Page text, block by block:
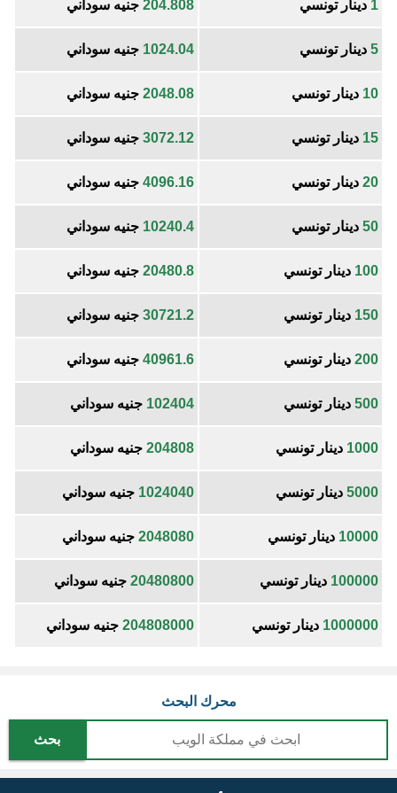
1 دينار تونسي 204.808 جنيه سوداني
5 دينار تونسي 1024.04 جنيه سوداني
10 دينار تونسي 2048.08 جنيه سوداني
15 دينار تونسي 3072.12 جنيه سوداني
20 دينار تونسي 4096.16 جنيه سوداني
50 دينار تونسي 10240.4 جنيه سوداني
100 دينار تونسي 20480.8 جنيه سوداني
150 دينار تونسي 30721.2 جنيه سوداني
200 دينار تونسي 40961.6 جنيه سوداني
500 دينار تونسي 102404 جنيه سوداني
1000 دينار تونسي 204808 جنيه سوداني
5000 دينار تونسي 1024040 جنيه سوداني
10000 دينار تونسي 2048080 جنيه سوداني
100000 دينار تونسي 20480800 جنيه سوداني
1000000 دينار تونسي 204808000 جنيه سوداني
محرك البحث
بحث